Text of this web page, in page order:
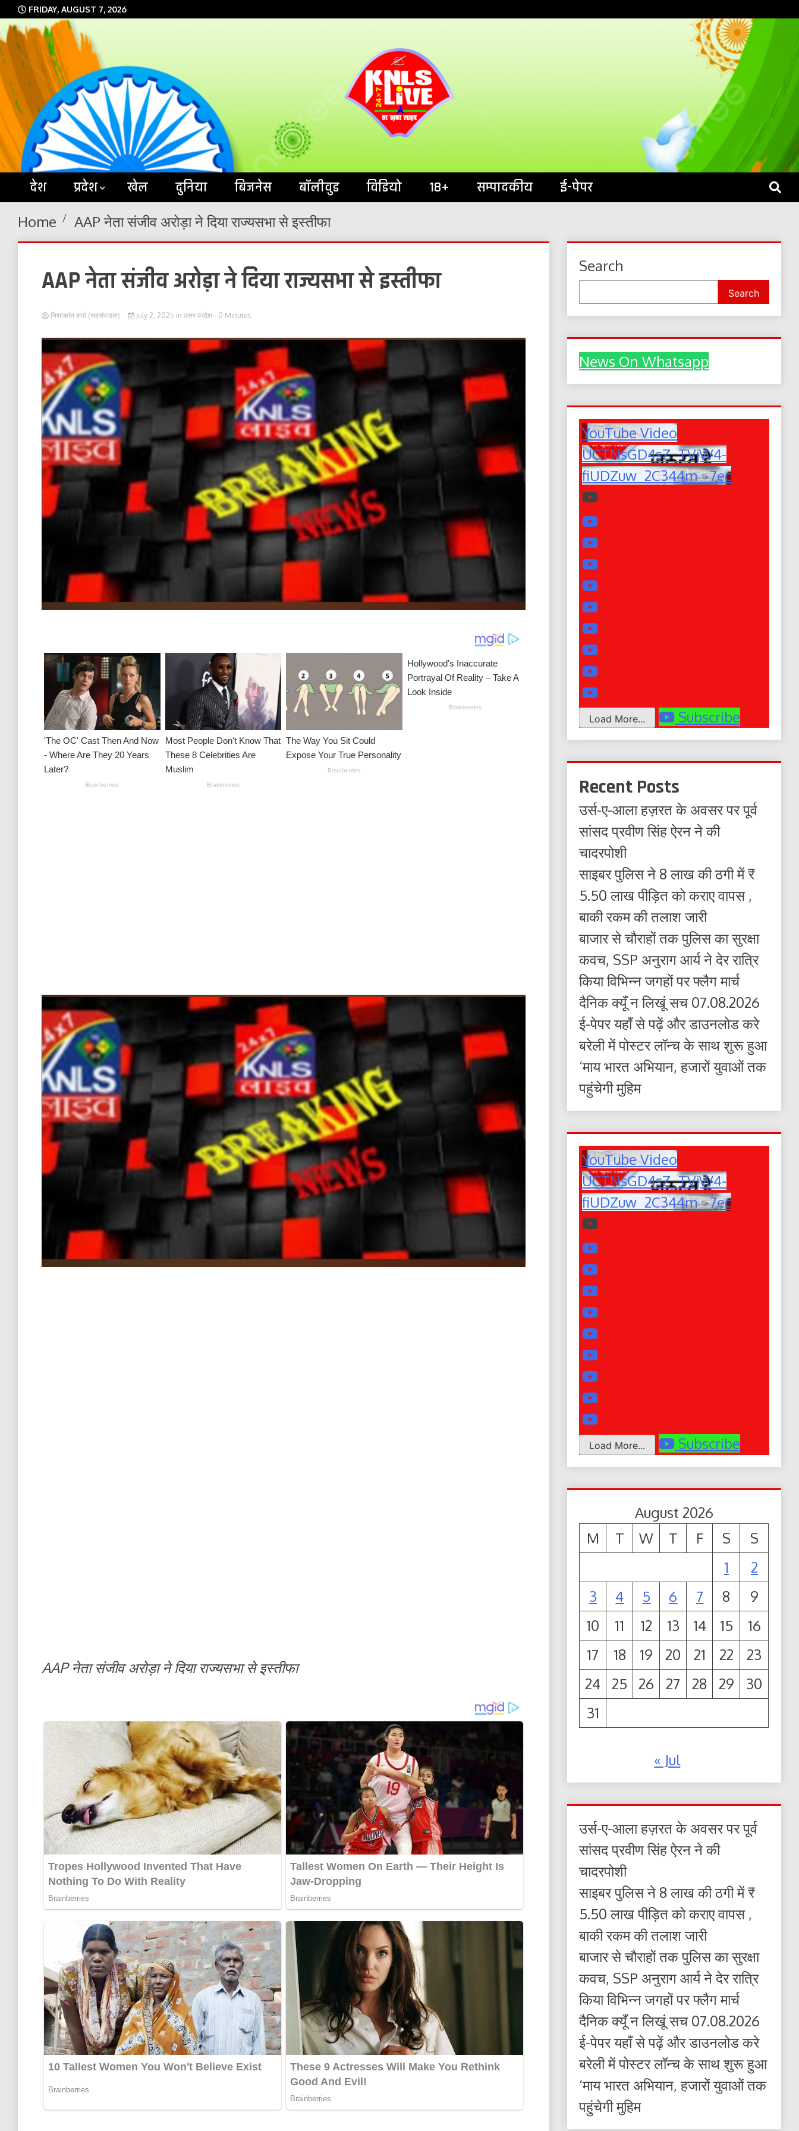
Skip
to
content
FRIDAY, AUGUST 7, 2026
KNLS LIVE
देश प्रदेश खेल दुनिया बिजनेस बॉलीवुड विडियो 18+ सम्पादकीय ई-पेपर
Home AAP नेता संजीव अरोड़ा ने दिया राज्यसभा से इस्तीफा
AAP नेता संजीव अरोड़ा ने दिया राज्यसभा से इस्तीफा
निशाकांत शर्मा (सहसंपादक) July 2, 2025 in उत्तर प्रदेश - 0 Minutes
AAP नेता संजीव अरोड़ा ने दिया राज्यसभा से इस्तीफा
Search
Search
News On Whatsapp
YouTube Video
UCTNsGD4sZ_TVjW4-
fiUDZuw_2C344m_-7ec
Load More... Subscribe
Recent Posts
उर्स-ए-आला हज़रत के अवसर पर पूर्व
सांसद प्रवीण सिंह ऐरन ने की
चादरपोशी
साइबर पुलिस ने 8 लाख की ठगी में ₹
5.50 लाख पीड़ित को कराए वापस ,
बाकी रकम की तलाश जारी
बाजार से चौराहों तक पुलिस का सुरक्षा
कवच, SSP अनुराग आर्य ने देर रात्रि
किया विभिन्न जगहों पर फ्लैग मार्च
दैनिक क्यूँ न लिखूं सच 07.08.2026
ई-पेपर यहाँ से पढ़ें और डाउनलोड करे
बरेली में पोस्टर लॉन्च के साथ शुरू हुआ
‘माय भारत अभियान, हजारों युवाओं तक
पहुंचेगी मुहिम
YouTube Video
UCTNsGD4sZ_TVjW4-
fiUDZuw_2C344m_-7ec
Load More... Subscribe
August 2026
M
T W T F S
S
1
2
3
4 5 6 7 8
9
10
11 12 13 14 15
16
17
18 19 20 21 22
23
24
25 26 27 28 29
30
31
« Jul
उर्स-ए-आला हज़रत के अवसर पर पूर्व
सांसद प्रवीण सिंह ऐरन ने की
चादरपोशी
साइबर पुलिस ने 8 लाख की ठगी में ₹
5.50 लाख पीड़ित को कराए वापस ,
बाकी रकम की तलाश जारी
बाजार से चौराहों तक पुलिस का सुरक्षा
कवच, SSP अनुराग आर्य ने देर रात्रि
किया विभिन्न जगहों पर फ्लैग मार्च
दैनिक क्यूँ न लिखूं सच 07.08.2026
ई-पेपर यहाँ से पढ़ें और डाउनलोड करे
बरेली में पोस्टर लॉन्च के साथ शुरू हुआ
‘माय भारत अभियान, हजारों युवाओं तक
पहुंचेगी मुहिम